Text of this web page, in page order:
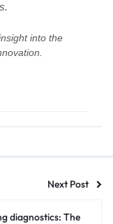
into the
Next Post
diagnostics: The